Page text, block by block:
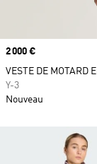
Prix
2 000 €
VESTE DE MOTARD
Y-3
Nouveau